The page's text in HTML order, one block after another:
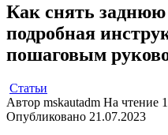
Как снять
подробная
пошаговым
Статьи
Автор mskautadm На чтение
Опубликовано 21.07.2023